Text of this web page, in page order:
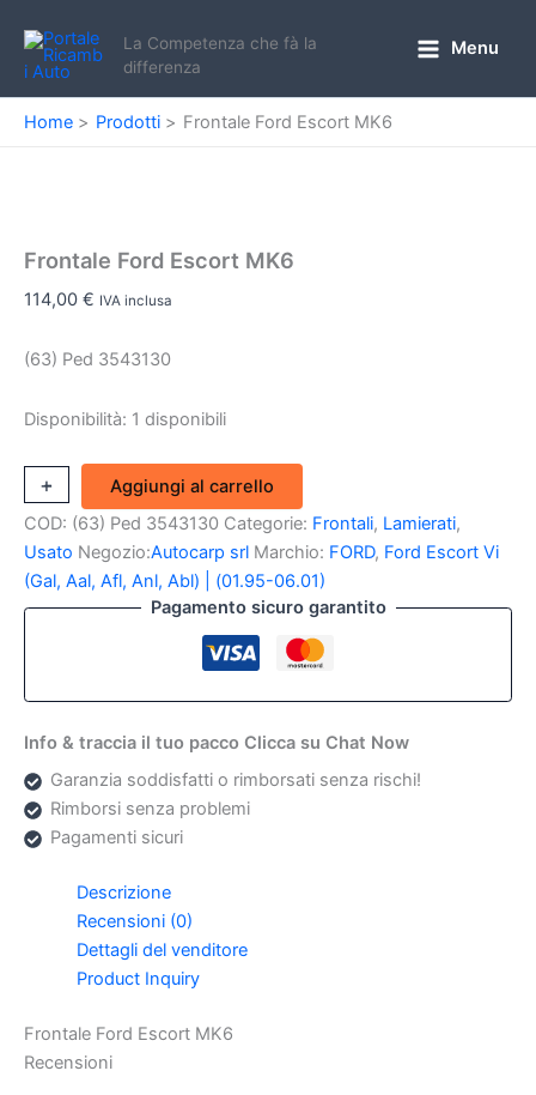
contenuto
La Competenza che fà la
differenza
Menu
Home Prodotti Frontale Ford Escort MK6
Frontale Ford Escort MK6
114,00 € IVA inclusa
(63) Ped 3543130
Disponibilità: 1 disponibili
-
Frontale
Ford
Escort
MK6
quantità
+
Aggiungi al carrello
COD: (63) Ped 3543130 Categorie: Frontali, Lamierati,
Usato Negozio:Autocarp srl Marchio: FORD, Ford Escort Vi
(Gal, Aal, Afl, Anl, Abl) | (01.95-06.01)
Pagamento sicuro garantito
Info & traccia il tuo pacco Clicca su Chat Now
Garanzia soddisfatti o rimborsati senza rischi!
Rimborsi senza problemi
Pagamenti sicuri
Descrizione
Recensioni (0)
Dettagli del venditore
Product Inquiry
Frontale Ford Escort MK6
Recensioni